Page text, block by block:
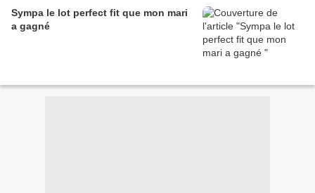
Sympa le lot perfect fit que mon mari
a gagné